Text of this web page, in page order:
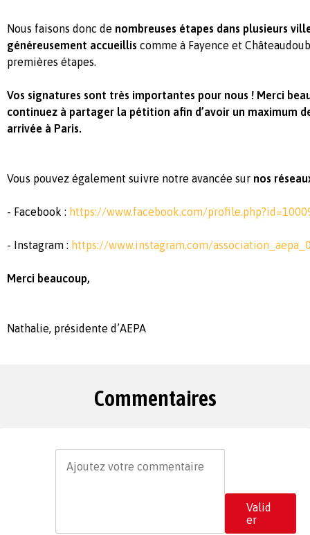
Nous faisons donc de nombreuses étapes dans plusieurs
généreusement accueillis comme à Fayence et
premières étapes.
Vos signatures sont très importantes pour nous ! Merci
continuez à partager la pétition afin d’avoir un maximum
arrivée à Paris.
Vous pouvez également suivre notre avancée sur nos
- Facebook : https://www.facebook.com/
- Instagram : https://www.instagram.com/
Merci beaucoup,
Nathalie, présidente d’AEPA
Commentaires
Valid
er